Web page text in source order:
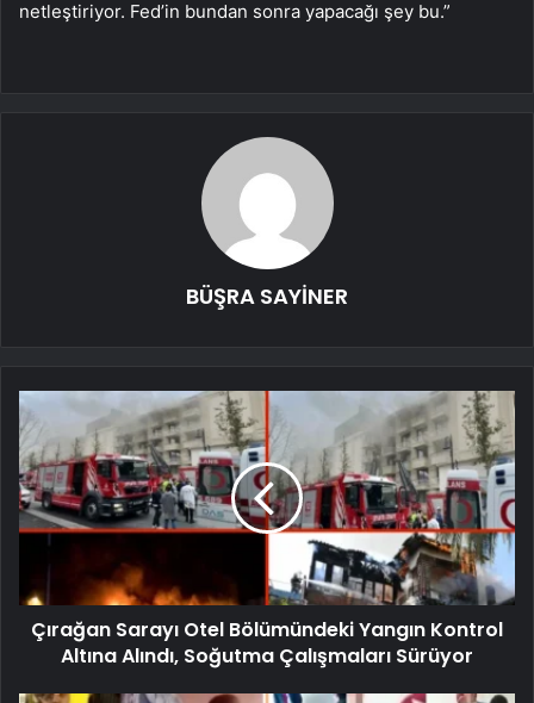
netleştiriyor. Fed’in bundan sonra yapacağı şey bu.”
BÜŞRA SAYİNER
Çırağan Sarayı Otel Bölümündeki Yangın Kontrol
Altına Alındı, Soğutma Çalışmaları Sürüyor